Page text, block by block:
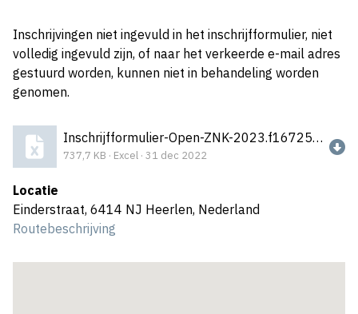
Inschrijvingen niet ingevuld in het inschrijfformulier, niet
volledig ingevuld zijn, of naar het verkeerde e-mail adres
gestuurd worden, kunnen niet in behandeling worden
genomen.
Inschrijfformulier-Open-ZNK-2023.f1672502730.xlsx
737,7 KB · Excel · 31 dec 2022
Locatie
Einderstraat, 6414 NJ Heerlen, Nederland
Routebeschrijving